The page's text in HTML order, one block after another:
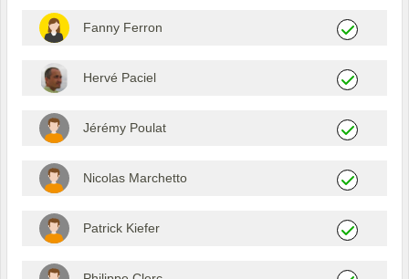
Fanny Ferron
Hervé Paciel
Jérémy Poulat
Nicolas Marchetto
Patrick Kiefer